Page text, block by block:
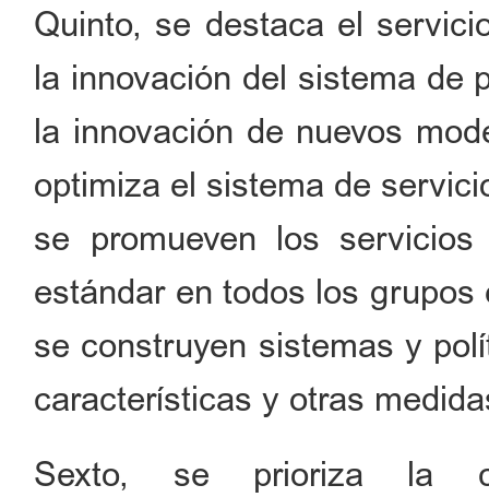
Quinto, se destaca el
la innovación del sistema de
la innovación de nuevos
optimiza el sistema de
se promueven los
estándar en todos los
se construyen sistemas y
características y otras
Sexto, se prioriza la